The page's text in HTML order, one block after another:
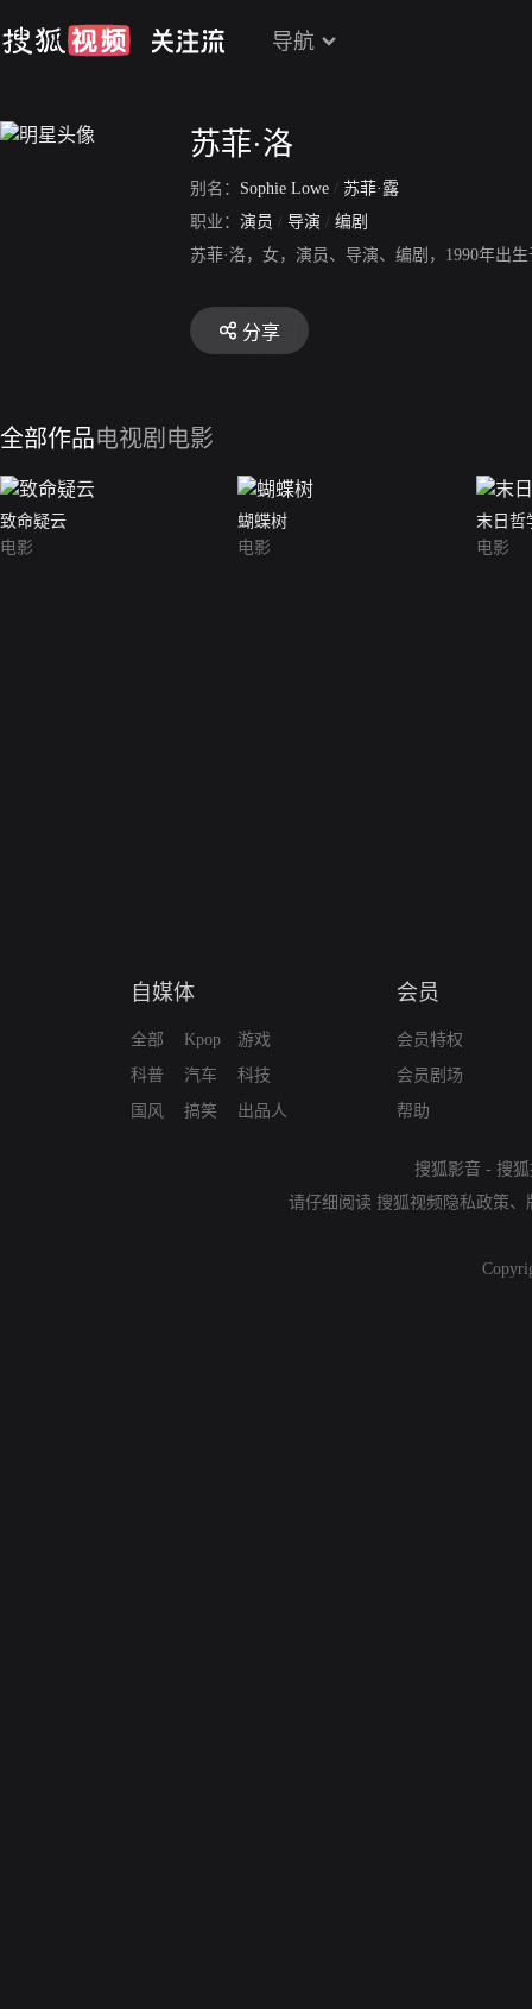
导航
苏菲·洛
别名： Sophie Lowe / 苏菲·露
职业： 演员 / 导演 / 编剧
苏菲·洛，女，演员、导演、编剧，1990年出
分享
全部作品电视剧 电影
致命疑云
电影
蝴蝶树
电影
末日哲
电影
自媒体
全部
科普
国风
Kpop
汽车
搞笑
游戏
科技
出品人
会员
会员特权
会员剧场
帮助
搜狐影音 - 搜
请仔细阅读 搜狐视频隐私政策、